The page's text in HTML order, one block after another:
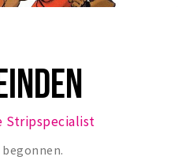
Stripspecialist